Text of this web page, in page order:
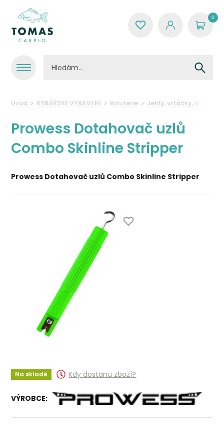
0
Úvod RYBÁŘSKÉ VYBAVENÍ Bižuterie Jehly, vrtáčky,
Prowess Dotahovač uzlů
Combo Skinline Stripper
Prowess Dotahovač uzlů Combo Skinline Stripper
Na skladě Kdy dostanu zboží?
VÝROBCE: